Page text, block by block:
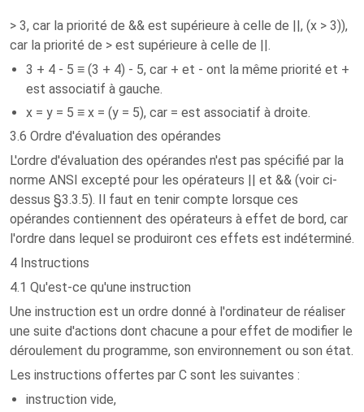
> 3, car la priorité de && est supérieure à celle de ||, (x > 3)),
car la priorité de > est supérieure à celle de ||.
3 + 4 - 5 ≡ (3 + 4) - 5, car + et - ont la même priorité et +
est associatif à gauche.
x = y = 5 ≡ x = (y = 5), car = est associatif à droite.
3.6 Ordre d'évaluation des opérandes
L'ordre d'évaluation des opérandes n'est pas spécifié par la
norme ANSI excepté pour les opérateurs || et && (voir ci-
dessus §3.3.5). Il faut en tenir compte lorsque ces
opérandes contiennent des opérateurs à effet de bord, car
l'ordre dans lequel se produiront ces effets est indéterminé.
4 Instructions
4.1 Qu'est-ce qu'une instruction
Une instruction est un ordre donné à l'ordinateur de réaliser
une suite d'actions dont chacune a pour effet de modifier le
déroulement du programme, son environnement ou son état.
Les instructions offertes par C sont les suivantes :
instruction vide,